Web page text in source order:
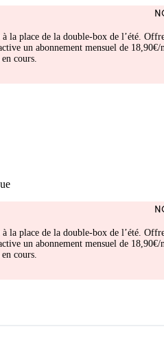
la place de la double-box de l’été.
un abonnement mensuel de 18,90€/
cours.
la place de la double-box de l’été.
un abonnement mensuel de 18,90€/
cours.